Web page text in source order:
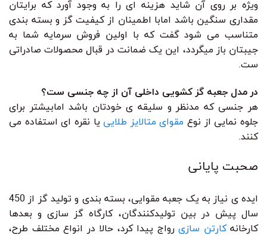
ویژه بر روی آن شاید هزینه ای را به وجود آورد که برایتان
مقداری سنگین باشد امابا اطمینان از کیفیت گز و بسته بندی
متناسب می شود گفت که با اولین فروش سرمایه شما به
جیبتان باز میگردد، این یک ضمانت در قبال محصولات صادراتی
ست.
در مدل جعبه گز کشویی داخلی آن از چه جنسی ست؟
هر جنسی که مدنظر و سلیقه ی خودتان باشد امابیشتر برای
جلوه نمایی از نوع مقوای متالایز طلایی یا نقره ای استفاده می
کنند.
صحبت پایانی
ایده ی نیاز به یک جعبه مقوایی، بسته بندی و تولید گز از 450
سال پیش در بین تولیدکنندگان، کارگاه گز سازی و بعدها
کارخانهکارتن سازی رواج پیدا کرد، حالا در انواع مختلف طرح،